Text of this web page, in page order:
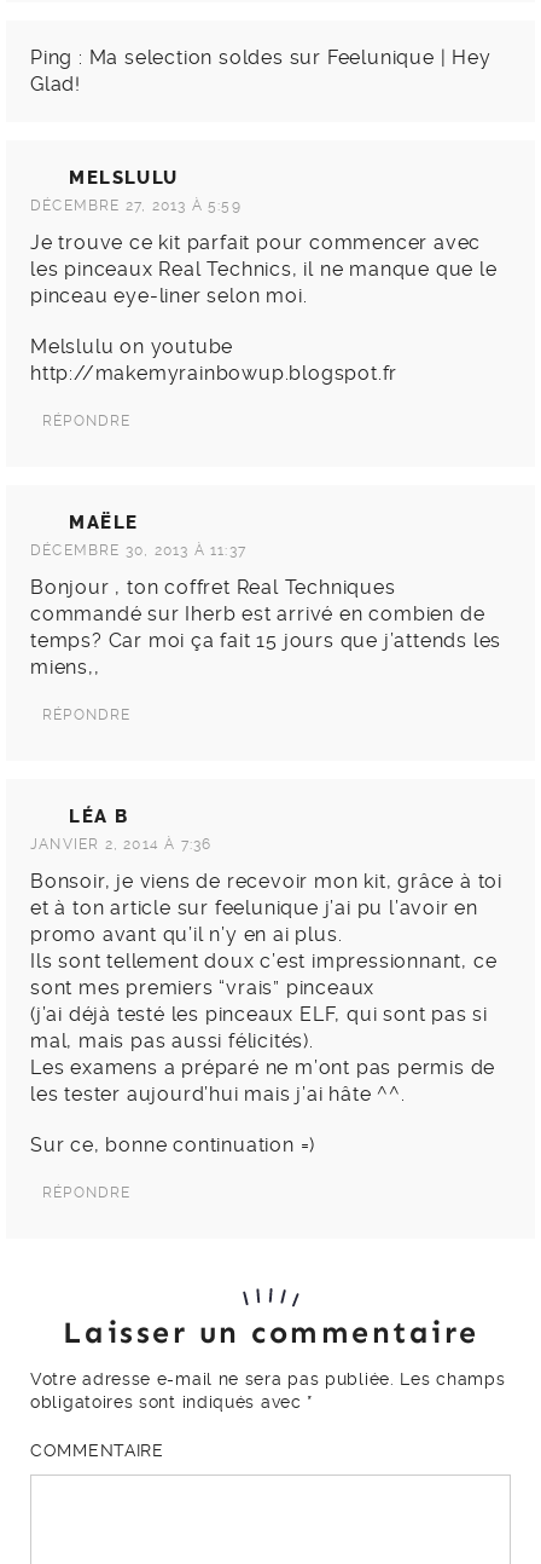
Ping : Ma selection soldes sur Feelunique | Hey
Glad!
MELSLULU
DÉCEMBRE 27, 2013 À 5:59
Je trouve ce kit parfait pour commencer avec
les pinceaux Real Technics, il ne manque que le
pinceau eye-liner selon moi.
Melslulu on youtube
http://makemyrainbowup.blogspot.fr
RÉPONDRE
MAËLE
DÉCEMBRE 30, 2013 À 11:37
Bonjour , ton coffret Real Techniques
commandé sur Iherb est arrivé en combien de
temps? Car moi ça fait 15 jours que j’attends les
miens,,
RÉPONDRE
LÉA B
JANVIER 2, 2014 À 7:36
Bonsoir, je viens de recevoir mon kit, grâce à toi
et à ton article sur feelunique j’ai pu l’avoir en
promo avant qu’il n’y en ai plus.
Ils sont tellement doux c’est impressionnant, ce
sont mes premiers “vrais” pinceaux
(j’ai déjà testé les pinceaux ELF, qui sont pas si
mal, mais pas aussi félicités).
Les examens a préparé ne m’ont pas permis de
les tester aujourd’hui mais j’ai hâte ^^.
Sur ce, bonne continuation =)
RÉPONDRE
Laisser un commentaire
Votre adresse e-mail ne sera pas publiée.
Les champs
obligatoires sont indiqués avec *
COMMENTAIRE